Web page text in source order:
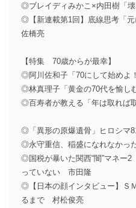
◎ブレイディみかこ×内田樹「壊
◎【新連載第1回】底線思考「
佐橋亮
【特集 70歳からが最幸】
◎阿川佐和子「70にして始めよ
◎林真理子「黄金の70代を愉し
◎百寿者が教える「年は取れば
◎「異形の原爆遺骨」ヒロシマ
◎永守重信、稲盛になれなかっ
◎国税が暴いた関西“闇”マネー
っていない 市田隆
◎【日本の顔インタビュー】Ｓ
るまで 村松俊亮